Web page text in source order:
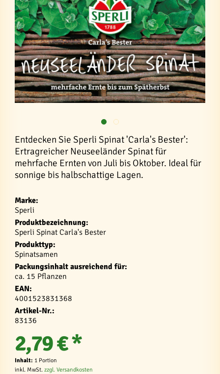
Entdecken Sie Sperli Spinat 'Carla's Bester':
Ertragreicher Neuseeländer Spinat für
mehrfache Ernten von Juli bis Oktober. Ideal für
sonnige bis halbschattige Lagen.
Marke:
Sperli
Produktbezeichnung:
Sperli Spinat Carla's Bester
Produkttyp:
Spinatsamen
Packungsinhalt ausreichend für:
ca. 15 Pflanzen
EAN:
4001523831368
Artikel-Nr.:
83136
2,79 € *
Inhalt: 1 Portion
inkl. MwSt. zzgl. Versandkosten